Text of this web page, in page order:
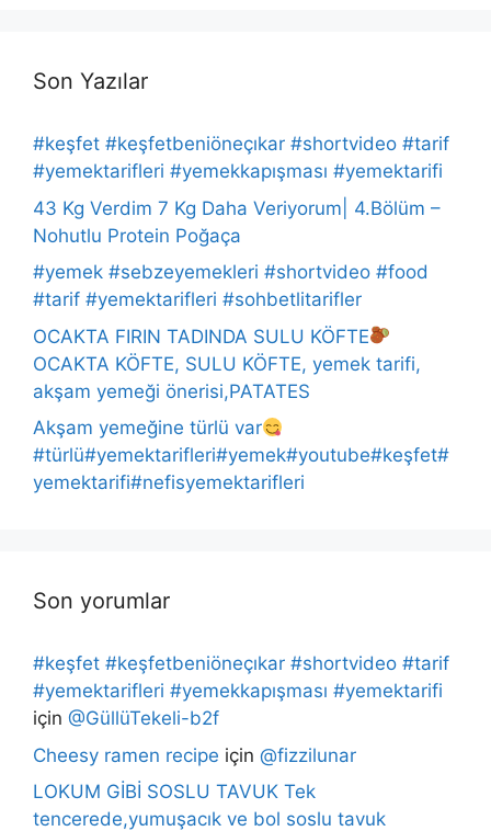
Son Yazılar
#keşfet #keşfetbeniöneçıkar #shortvideo #tarif
#yemektarifleri #yemekkapışması #yemektarifi
43 Kg Verdim 7 Kg Daha Veriyorum| 4.Bölüm –
Nohutlu Protein Poğaça
#yemek #sebzeyemekleri #shortvideo #food
#tarif #yemektarifleri #sohbetlitarifler
OCAKTA FIRIN TADINDA SULU KÖFTE
OCAKTA KÖFTE, SULU KÖFTE, yemek tarifi,
akşam yemeği önerisi,PATATES
Akşam yemeğine türlü var
#türlü#yemektarifleri#yemek#youtube#keşfet#
yemektarifi#nefisyemektarifleri
Son yorumlar
#keşfet #keşfetbeniöneçıkar #shortvideo #tarif
#yemektarifleri #yemekkapışması #yemektarifi
için @GüllüTekeli-b2f
Cheesy ramen recipe için @fizzilunar
LOKUM GİBİ SOSLU TAVUK Tek
tencerede,yumuşacık ve bol soslu tavuk